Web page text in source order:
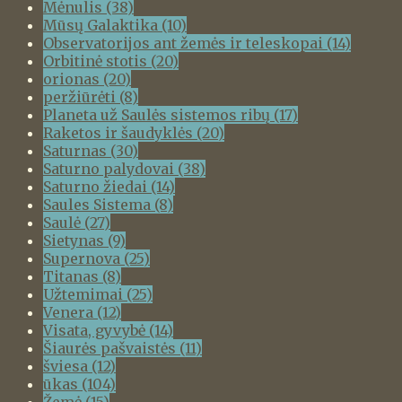
Mėnulis (38)
Mūsų Galaktika (10)
Observatorijos ant žemės ir teleskopai (14)
Orbitinė stotis (20)
orionas (20)
peržiūrėti (8)
Planeta už Saulės sistemos ribų (17)
Raketos ir šaudyklės (20)
Saturnas (30)
Saturno palydovai (38)
Saturno žiedai (14)
Saules Sistema (8)
Saulė (27)
Sietynas (9)
Supernova (25)
Titanas (8)
Užtemimai (25)
Venera (12)
Visata, gyvybė (14)
Šiaurės pašvaistės (11)
šviesa (12)
ūkas (104)